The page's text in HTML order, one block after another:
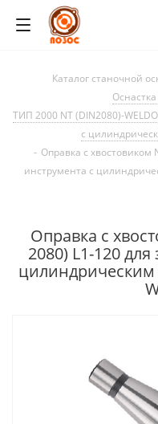
Каталог станочной
ТИП 2000 NT (DIN2080)-
с
- Оправка с хвостовиком
инструмента с
Оправка с
2080) L1-120
цилиндрическим